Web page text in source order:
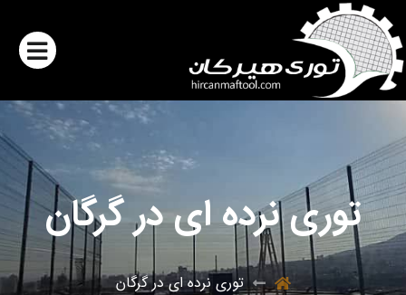
توری نرده ای در گرگان
توری نرده ای در گرگان